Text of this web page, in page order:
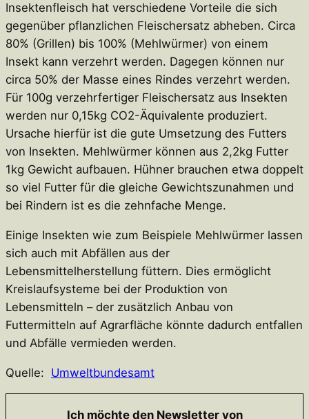
Insektenfleisch hat verschiedene Vorteile die sich
gegenüber pflanzlichen Fleischersatz abheben. Circa
80% (Grillen) bis 100% (Mehlwürmer) von einem
Insekt kann verzehrt werden. Dagegen können nur
circa 50% der Masse eines Rindes verzehrt werden.
Für 100g verzehrfertiger Fleischersatz aus Insekten
werden nur 0,15kg CO2-Äquivalente produziert.
Ursache hierfür ist die gute Umsetzung des Futters
von Insekten. Mehlwürmer können aus 2,2kg Futter
1kg Gewicht aufbauen. Hühner brauchen etwa doppelt
so viel Futter für die gleiche Gewichtszunahmen und
bei Rindern ist es die zehnfache Menge.
Einige Insekten wie zum Beispiele Mehlwürmer lassen
sich auch mit Abfällen aus der
Lebensmittelherstellung füttern. Dies ermöglicht
Kreislaufsysteme bei der Produktion von
Lebensmitteln – der zusätzlich Anbau von
Futtermitteln auf Agrarfläche könnte dadurch entfallen
und Abfälle vermieden werden.
Quelle: Umweltbundesamt
Ich möchte den Newsletter von